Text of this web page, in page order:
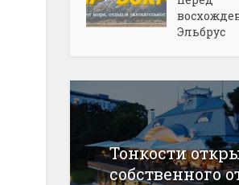
Эльбрус
Тонкости
собственного